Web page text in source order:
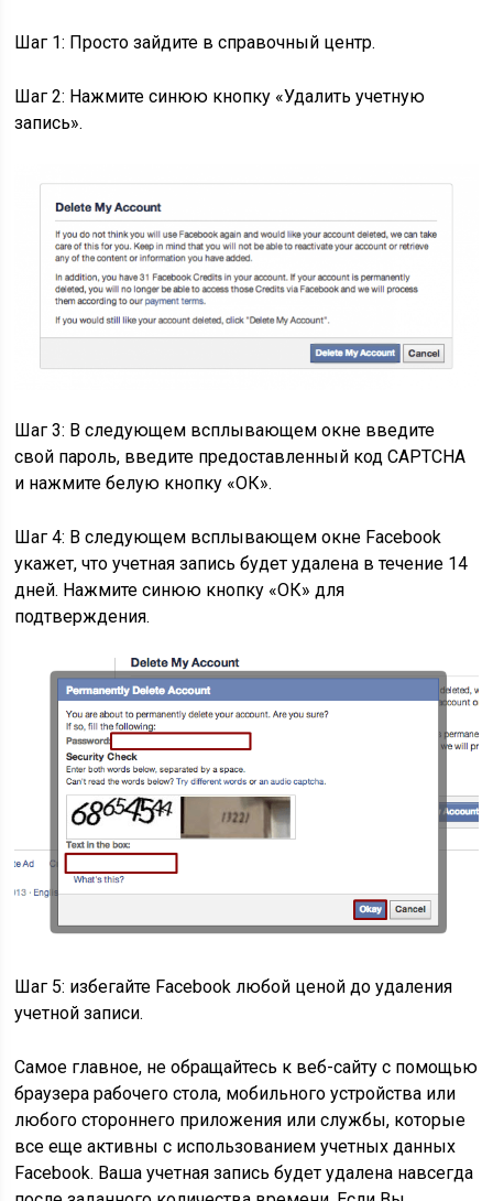
Шаг 1: Просто зайдите в справочный центр.
Шаг 2: Нажмите синюю кнопку «Удалить учетную
запись».
Шаг 3: В следующем всплывающем окне введите
свой пароль, введите предоставленный код CAPTCHA
и нажмите белую кнопку «ОК».
Шаг 4: В следующем всплывающем окне Facebook
укажет, что учетная запись будет удалена в течение 14
дней. Нажмите синюю кнопку «ОК» для
подтверждения.
Шаг 5: избегайте Facebook любой ценой до удаления
учетной записи.
Самое главное, не обращайтесь к веб-сайту с помощью
браузера рабочего стола, мобильного устройства или
любого стороннего приложения или службы, которые
все еще активны с использованием учетных данных
Facebook. Ваша учетная запись будет удалена навсегда